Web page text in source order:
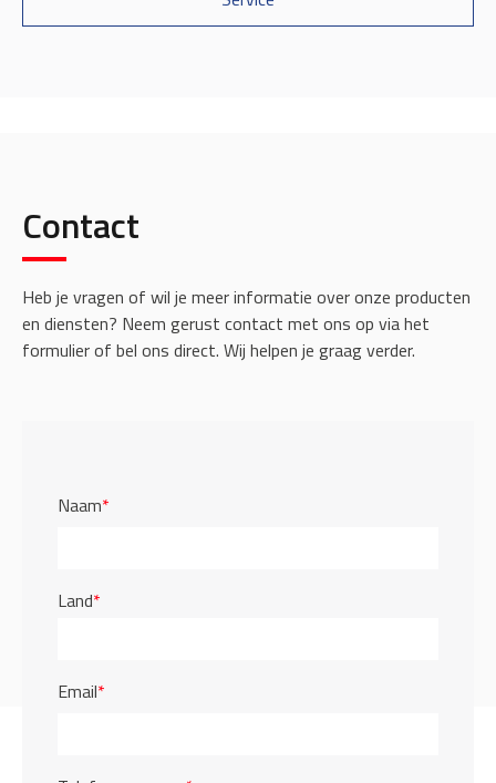
Contact
Heb je vragen of wil je meer informatie over onze producten
en diensten? Neem gerust contact met ons op via het
formulier of bel ons direct. Wij helpen je graag verder.
Naam*
Land*
Email*